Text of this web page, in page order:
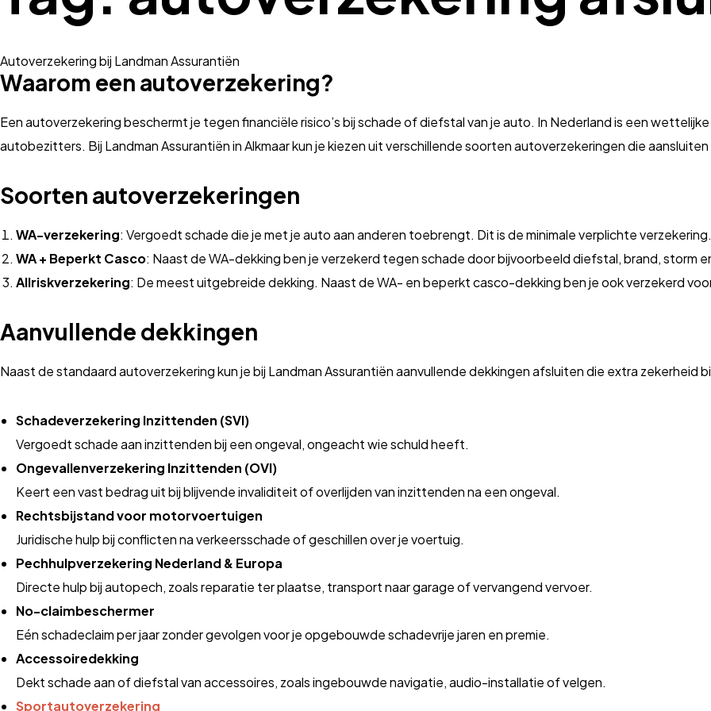
Autoverzekering bij Landman Assurantiën
Waarom een autoverzekering?
Een autoverzekering beschermt je tegen financiële risico’s bij schade of diefstal van je auto. In Nederland is een
autobezitters. Bij Landman Assurantiën in Alkmaar kun je kiezen uit verschillende soorten autoverzekeringen die
Soorten autoverzekeringen
WA-verzekering: Vergoedt schade die je met je auto aan anderen toebrengt. Dit is de minimale verplichte verzekering.
WA + Beperkt Casco: Naast de WA-dekking ben je verzekerd tegen schade door bijvoorbeeld diefstal, brand, storm
Allriskverzekering: De meest uitgebreide dekking. Naast de WA- en beperkt casco-dekking ben je ook verzekerd
Aanvullende dekkingen
Naast de standaard autoverzekering kun je bij Landman Assurantiën aanvullende dekkingen afsluiten die extra zekerheid
Schadeverzekering Inzittenden (SVI)
Vergoedt schade aan inzittenden bij een ongeval, ongeacht wie schuld heeft.
Ongevallenverzekering Inzittenden (OVI)
Keert een vast bedrag uit bij blijvende invaliditeit of overlijden van inzittenden na een ongeval.
Rechtsbijstand voor motorvoertuigen
Juridische hulp bij conflicten na verkeersschade of geschillen over je voertuig.
Pechhulpverzekering Nederland & Europa
Directe hulp bij autopech, zoals reparatie ter plaatse, transport naar garage of vervangend vervoer.
No-claimbeschermer
Eén schadeclaim per jaar zonder gevolgen voor je opgebouwde schadevrije jaren en premie.
Accessoiredekking
Dekt schade aan of diefstal van accessoires, zoals ingebouwde navigatie, audio-installatie of velgen.
Sportautoverzekering